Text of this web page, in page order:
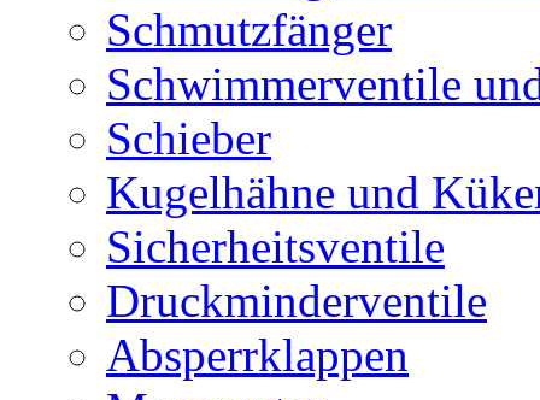
Schmutzfänger
Schwimmerventile
Schieber
Kugelhähne und
Sicherheitsventile
Druckminderventile
Absperrklappen